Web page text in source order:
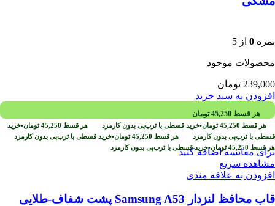
نمره 0 از 5
محصولات موجود
239,000 تومان
افزودن به سبد خرید
هر قسط 45,250 تومان
هر قسط 45,250 تومان•خرید قسطی با ترب‌پی بدون کارمزد هر قسط 45,250 تومان•خرید
قسطی با ترب‌پی بدون کارمزد
هر قسط 45,250 تومان•خرید قسطی با ترب‌پی بدون کارمزد
هر قسط 45,250 تومان•خرید قسطی با ترب‌پی بدون کارمزدبرای مقایسه اضافه کنید
مشاهده سریع
افزودن به علاقه مندی
قاب محافظ لنزدار Samsung A53 پشت شفاف-طلایی